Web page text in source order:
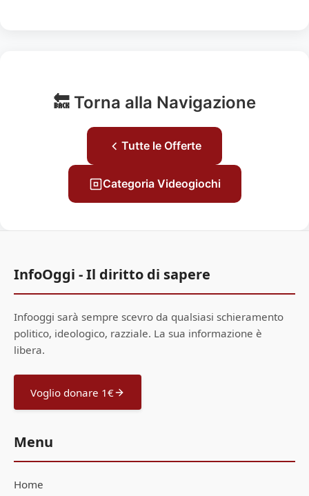
🔙 Torna alla Navigazione
Tutte le Offerte
Categoria Videogiochi
InfoOggi - Il diritto di sapere
Infooggi sarà sempre scevro da qualsiasi schieramento
politico, ideologico, razziale. La sua informazione è
libera.
Voglio donare 1€
Menu
Home